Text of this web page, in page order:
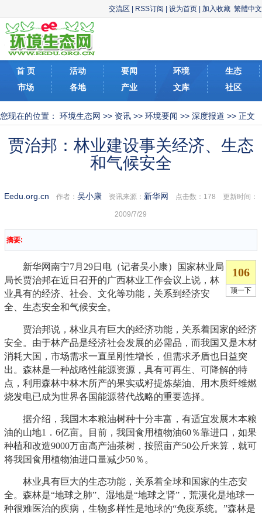
交流区 RSS订阅 设为首页 加入收藏 繁體中文
首 页 活动 要闻 环境
生态
市场
各地 产业 文库 社区
您现在的位置： 环境生态网 >> 资讯 >> 环境要闻 >> 深度报道 >> 正文
贾治邦：林业建设事关经济、生态
和气候安全
Eedu.org.cn 作者： 吴小康资讯来源： 新华网 点击数： 178 更新时间：
2009/7/29
摘要:
新华网南宁7月29日电（记者吴小康）国家林业局
局长贾治邦在近日召开的广西林业工作会议上说，林
业具有的经济、社会、文化等功能，关系到经济安
全、生态安全和气候安全。
贾治邦说，林业具有巨大的经济功能，关系着国家的经济
安全。由于林产品是经济社会发展的必需品，而我国又是木材
消耗大国，市场需求一直呈刚性增长，但需求矛盾也日益突
出。森林是一种战略性能源资源，具有可再生、可降解的特
点，利用森林中林木所产的果实或籽提炼柴油、用木质纤维燃
烧发电已成为世界各国能源替代战略的重要选择。
据介绍，我国木本粮油树种十分丰富，有适宜发展木本粮
油的山地1．6亿亩。目前，我国食用植物油60％靠进口，如果
种植和改造9000万亩高产油茶树，按照亩产50公斤来算，就可
将我国食用植物油进口量减少50％。
林业具有巨大的生态功能，关系着全球和国家的生态安
全。森林是“地球之肺”、湿地是“地球之肾”，荒漠化是地球一
种很难医治的疾病，生物多样性是地球的“免疫系统。”森林是